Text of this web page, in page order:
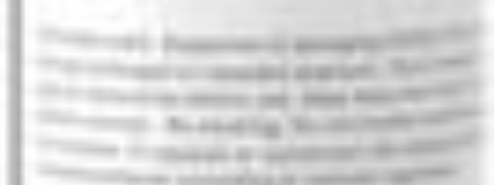
reatividade podem variar com base no solvente e nas
condições utilizadas, que são cruciais para sua aplicação em
química sintética e catálise.
Fórmula:C 30H22F4N 2Ti
InChI:InChI=1S/2C10H6F2N.2C5H5.Ti/c2*11-8-3-4-
10(9(12)7-8)13-5-1-2-6-13;2*1-2-4-5-3-1;/h2*1-6H;2*1-
5H;/q4*-1;+4
Chave InChI:InChIKey=SGDRCQUOEUBVMV-UHFFFAOYSA-